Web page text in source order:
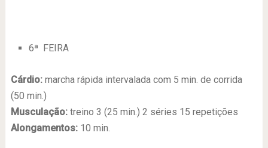
6ª FEIRA
Cárdio:marcha rápida intervalada com 5 min. de corrida
(50 min.)
Musculação:treino 3 (25 min.) 2 séries 15 repetições
Alongamentos:10 min.